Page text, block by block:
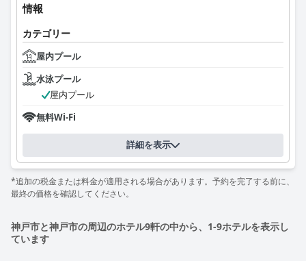
情報
カテゴリー
屋内プール
水泳プール
屋内プール
無料Wi-Fi
詳細を表示
*追加の税金または料金が適用される場合があります。予約を完了する前に、
最終の価格を確認してください。
神戸市と神戸市の周辺のホテル9軒の中から、1-9ホテルを表示し
ています